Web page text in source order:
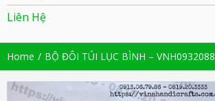
Liên Hệ
Home BỘ ĐÔI TÚI LỤC BÌNH – VNH0932088